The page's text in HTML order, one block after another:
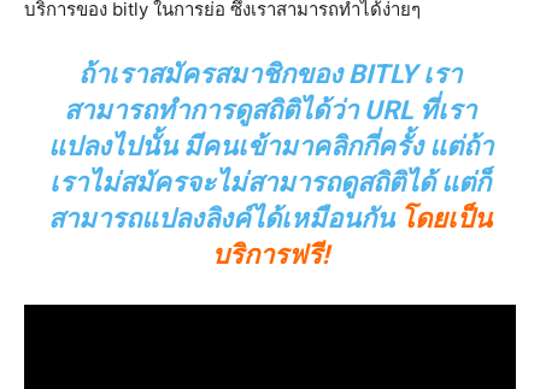
บริการของ bitly ในการย่อ ซึ่งเราสามารถทำได้ง่ายๆ
ถ้าเราสมัครสมาชิกของ BITLY เรา
สามารถทำการดูสถิติได้ว่า URL ที่เรา
แปลงไปนั้น มีคนเข้ามาคลิกกี่ครั้ง แต่ถ้า
เราไม่สมัครจะไม่สามารถดูสถิติได้ แต่ก็
สามารถแปลงลิงค์ได้เหมือนกัน โดยเป็น
บริการฟรี!